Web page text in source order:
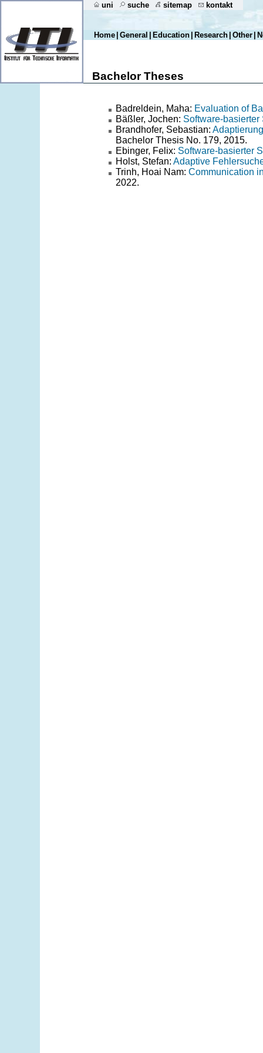
uni suche sitemap kontakt
Home General Education Research Other
Bachelor Theses
Badreldein, Maha: Evaluation of
Bäßler, Jochen: Software-
Brandhofer, Sebastian:
Bachelor Thesis No. 179, 2015.
Ebinger, Felix: Software-basierter
Holst, Stefan: Adaptive
Trinh, Hoai Nam: Communication
2022.